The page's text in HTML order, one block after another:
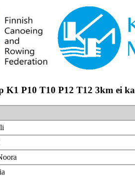
K1 P10 T10 P12 T12 3km ei